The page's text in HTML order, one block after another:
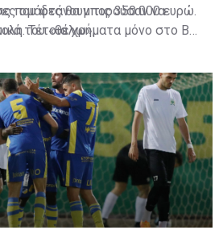
ομάδες θα μπορούσαν να
του «θέλω»;
που φτάνουν τις 350.000 ευρώ.
Τέτοια χρήματα μόνο στο Big
ηλικία. Για την ιστορία οι
σε όλες τις διοργανώσεις